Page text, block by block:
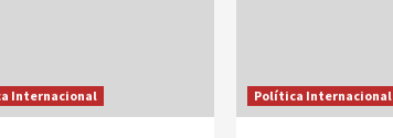
Internacional Política Internacional